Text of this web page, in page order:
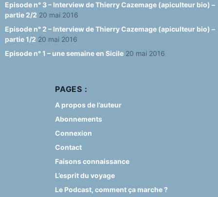
Episode n° 3 – Interview de Thierry Cazemage (apiculteur bio) –
partie 2/2 20 mai 2016
Episode n° 2 – Interview de Thierry Cazemage (apiculteur bio) –
partie 1/2 20 mai 2016
Episode n° 1 – une semaine en Sicile 20 mai 2016
PAGES :
A propos de l’auteur
Abonnements
Connexion
Contact
Faisons connaissance
L’esprit du voyage
Le Podcast, comment ça marche ?